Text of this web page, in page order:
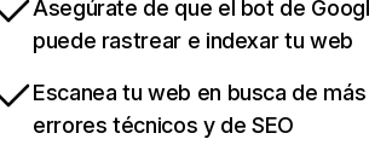
Asegúrate de que el bot de
puede rastrear e indexar tu web
Escanea tu web en busca de
errores técnicos y de SEO